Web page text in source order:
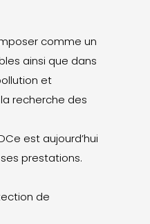
comme un
ainsi que dans
et
recherche des
est aujourd’hui
prestations.
de